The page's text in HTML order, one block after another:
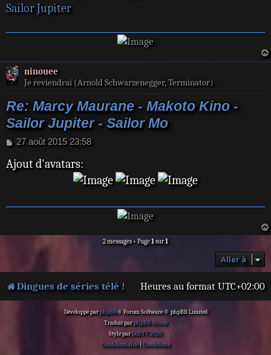
Sailor Jupiter
ninouee
Je reviendrai (Arnold Schwarzenegger, Terminator)
Re: Marcy Maurane - Makoto Kino -
Sailor Jupiter - Sailor Mo
M
s
s
e
27 août 2015 23:58
Ajout d'avatars:
2 messages • Page1sur1
Aller à
Dingues de séries télé ! Heures au format UTC+02:00
Développé parphpBB® Forum Software © phpBB Limited
Traduit parphpBB-fr.com
Style parDdSTV 2020
Confidentialité| Conditions